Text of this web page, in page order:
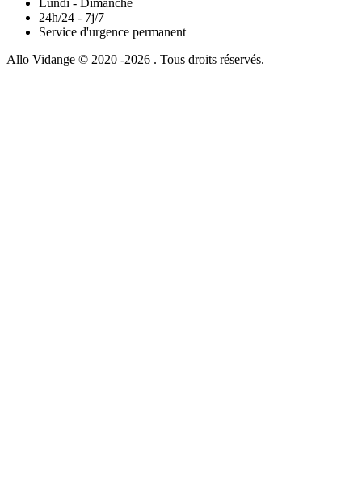
24h/24 - 7j/7
Service d'urgence permanent
Allo Vidange © 2020 -2026 . Tous droits réservés.